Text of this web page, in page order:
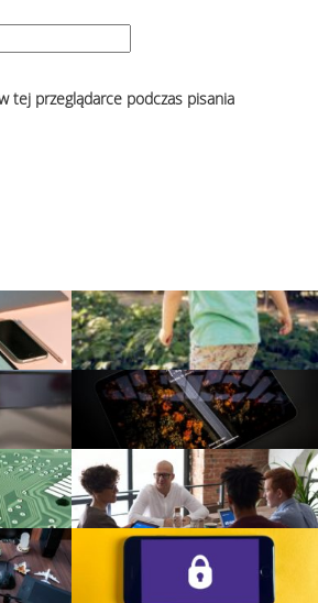
tej przeglądarce podczas pisania